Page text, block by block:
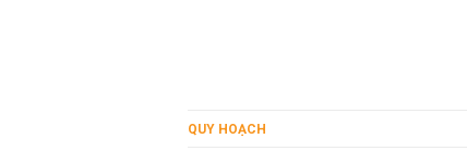
QUY HOẠCH